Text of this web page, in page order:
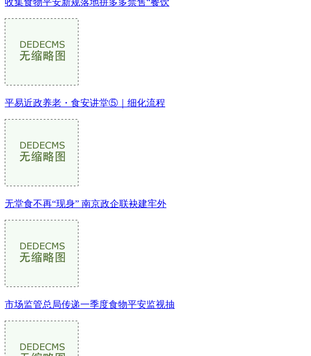
平易近政养老・食安讲堂⑤｜细化流程
无堂食不再“现身” 南京政企联袂建牢外
市场监管总局传递一季度食物平安监视抽